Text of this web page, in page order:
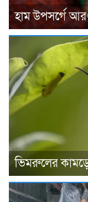
হাম উপসর্গে
ভিমরুলের